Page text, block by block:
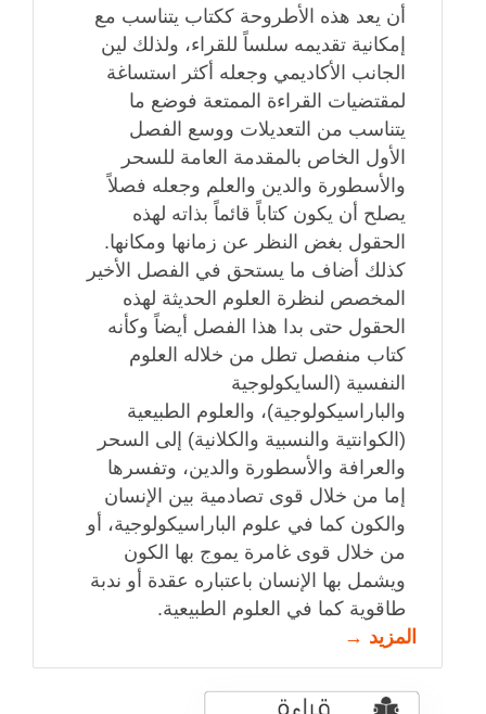
أن يعد هذه الأطروحة ككتاب يتناسب مع
إمكانية تقديمه سلساً للقراء، ولذلك لين
الجانب الأكاديمي وجعله أكثر استساغة
لمقتضيات القراءة الممتعة فوضع ما
يتناسب من التعديلات ووسع الفصل
الأول الخاص بالمقدمة العامة للسحر
والأسطورة والدين والعلم وجعله فصلاً
يصلح أن يكون كتاباً قائماً بذاته لهذه
الحقول بغض النظر عن زمانها ومكانها.
كذلك أضاف ما يستحق في الفصل الأخير
المخصص لنظرة العلوم الحديثة لهذه
الحقول حتى بدا هذا الفصل أيضاً وكأنه
كتاب منفصل تطل من خلاله العلوم
النفسية (السايكولوجية
والباراسيكولوجية)، والعلوم الطبيعية
(الكوانتية والنسبية والكلانية) إلى السحر
والعرافة والأسطورة والدين، وتفسرها
إما من خلال قوى تصادمية بين الإنسان
والكون كما في علوم الباراسيكولوجية، أو
من خلال قوى غامرة يموج بها الكون
ويشمل بها الإنسان باعتباره عقدة أو ندبة
طاقوية كما في العلوم الطبيعية.
المزيد →